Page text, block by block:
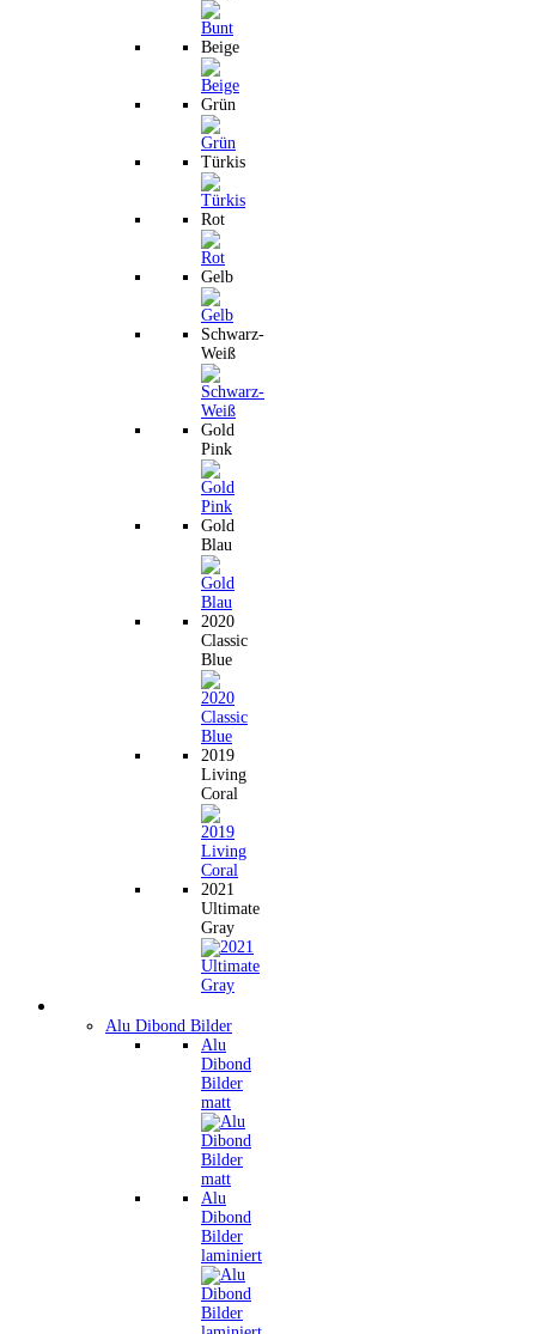
Beige
Grün
Türkis
Rot
Gelb
Schwarz-
Weiß
Gold
Pink
Gold
Blau
2020
Classic
Blue
2019
Living
Coral
2021
Ultimate
Gray
Alu Dibond Bilder
Alu
Dibond
Bilder
matt
Alu
Dibond
Bilder
laminiert